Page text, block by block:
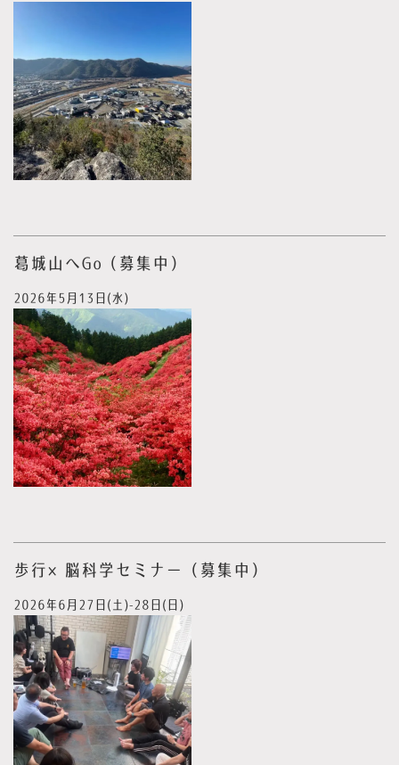
葛城山へGo（募集中）
2026年5月13日(水)
歩行×脳科学セミナー（募集中）
2026年6月27日(土)-28日(日)